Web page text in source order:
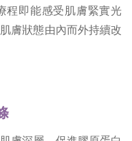
程即能感受肌膚緊實光
膚狀態由內而外持續改